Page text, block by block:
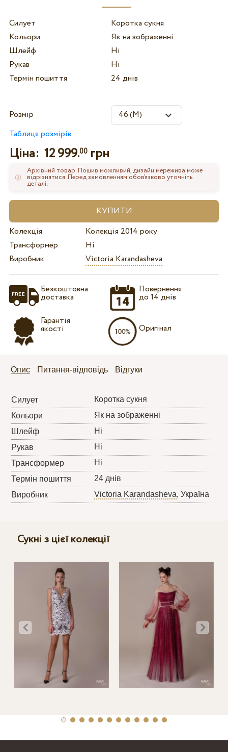
Силует
Коротка сукня
Кольори
Як на зображенні
Шлейф
Ні
Рукав
Ні
Термін пошиття
24 днів
Розмір
Таблиця розмірів
Ціна: 12 999.00грн
Архівний товар. Пошив можливий, дизайн мережива може
відрізнятися. Перед замовленням обов’язково уточніть
деталі.
Колекція
Колекція 2014 року
Трансформер
Ні
Виробник
Victoria Karandasheva
Безкоштовна
доставка
Гарантія
якості
Повернення
до 14 днів
Оригінал
Опис Питання-відповідь Відгуки
Силует
Коротка сукня
Кольори
Як на зображенні
Шлейф
Ні
Рукав
Ні
Трансформер
Ні
Термін пошиття
24 днів
Виробник
Victoria Karandasheva, Україна
Сукні з цієї колекції